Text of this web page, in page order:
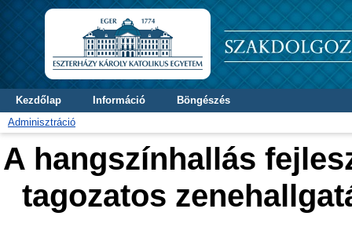
Kezdőlap Információ
Böngészés
Adminisztráció
A hangszínhallás
tagozatos